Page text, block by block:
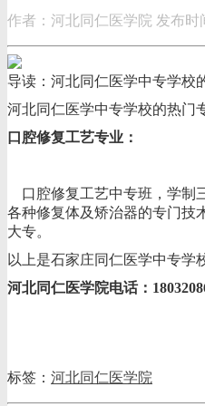
作者：河北同仁医学院 发布时
导读：河北同仁医学中专学校
河北同仁医学中专学校的热门
口腔修复工艺专业：
口腔修复工艺中专班，学制
各种修复体及矫治器的专门技
大专。
以上是石家庄同仁医学中专学
河北同仁医学院电话：
标签： 河北同仁医学院